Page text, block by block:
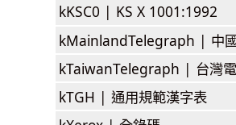
kKSC0 | KS X 1001:1992
kMainlandTelegraph | 中
kTaiwanTelegraph | 台灣
kTGH | 通用規範漢字表